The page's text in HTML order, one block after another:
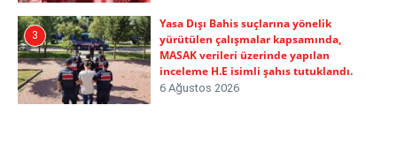
3
Yasa Dışı Bahis suçlarına yönelik
yürütülen çalışmalar kapsamında,
MASAK verileri üzerinde yapılan
inceleme H.E isimli şahıs tutuklandı.
6 Ağustos 2026